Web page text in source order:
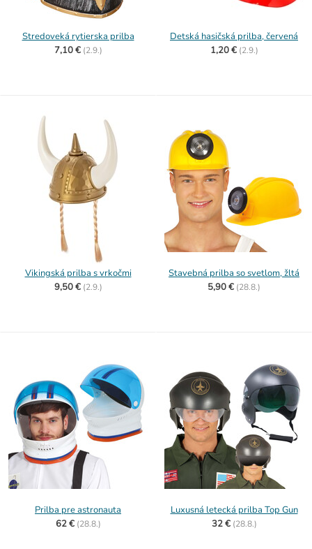
Stredoveká rytierska prilba
7,10 € (2.9.)
Detská hasičská prilba, červená
1,20 € (2.9.)
Vikingská prilba s vrkočmi
9,50 € (2.9.)
Stavebná prilba so svetlom, žltá
5,90 € (28.8.)
Prilba pre astronauta
62 € (28.8.)
Luxusná letecká prilba Top Gun
32 € (28.8.)